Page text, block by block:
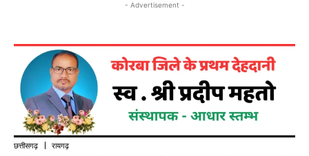
- Advertisement -